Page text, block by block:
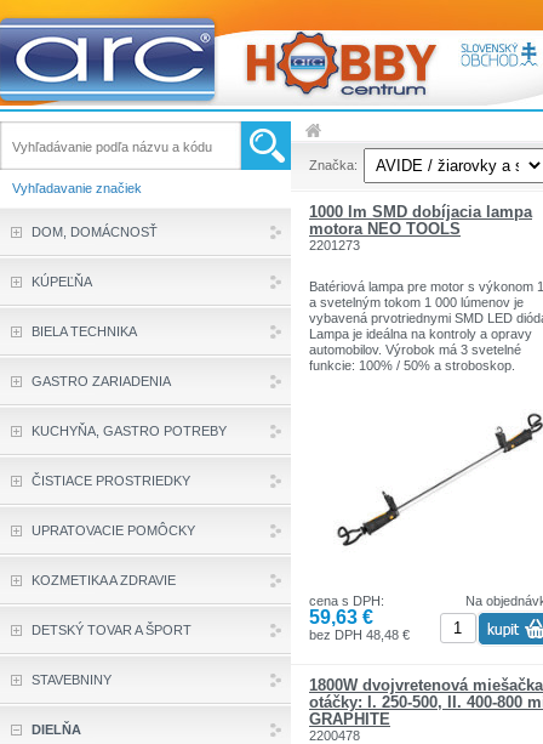
Značka:
1000 lm SMD dobíjacia lampa
motora NEO TOOLS
2201273
Batériová lampa pre motor s výkonom
a svetelným tokom 1 000 lúmenov je
vybavená prvotriednymi SMD LED
Lampa je ideálna na kontroly a opravy
automobilov. Výrobok má 3 svetelné
funkcie: 100% / 50% a stroboskop.
prevádzku po dobu 6 hodín. Magnety v
päticiach umožňujú stabilnú polohu
na kovových povrchoch. Zhoda s
európskymi bezpečnostnými normami
potvrdená certifikátom CE.
VÝKON 10W; 1 000 lúmenov; LED
Vrátane 4000 mAh 3,7 lítium-iónovej
3 svetelné funkcie 100%, 50%,
USB napájanie; USB nabíjačka je
4.5h;
Na
cena s DPH:
59,63 €
bez DPH 48,48 €
1800W dvojvretenová
otáčky: I. 250-500, II. 400-800
GRAPHITE
2200478
Vyhľadavanie značiek
DOM, DOMÁCNOSŤ
KÚPEĽŇA
BIELA TECHNIKA
GASTRO ZARIADENIA
KUCHYŇA, GASTRO POTREBY
ČISTIACE PROSTRIEDKY
UPRATOVACIE POMÔCKY
KOZMETIKA A ZDRAVIE
DETSKÝ TOVAR A ŠPORT
STAVEBNINY
DIELŇA